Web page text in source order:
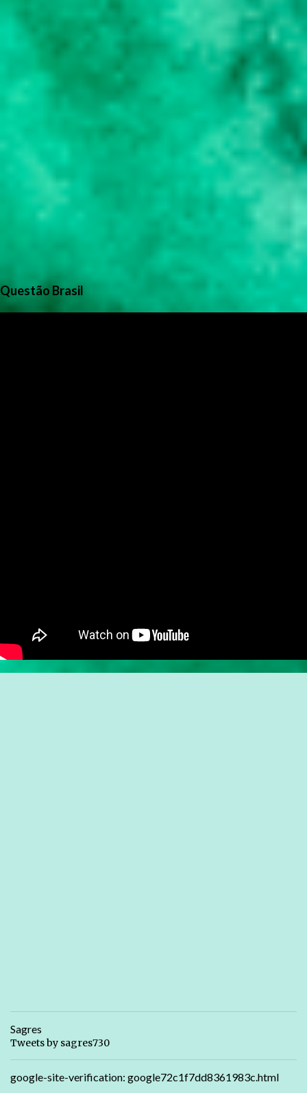
Questão Brasil
Sagres
Tweets by sagres730
google-site-verification: google72c1f7dd8361983c.html